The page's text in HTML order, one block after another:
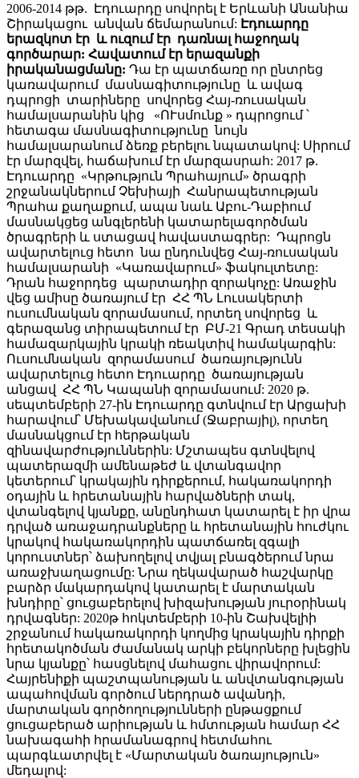
2006-2014 թթ. Էդուարդը սովորել է Երևանի Անանիա
Շիրակացու անվան ճեմարանում: Էդուարդը
երազկոտ էր և ուզում էր դառնալ հաջողակ
գործարար: Հավատում էր երազանքի
իրականացմանը: Դա էր պատճառը որ ընտրեց
կառավարում մասնագիտությունը և ավագ
դպրոցի տարիները սովորեց Հայ-ռուսական
համալսարանին կից «ՈՒսմունք » դպրոցում ՝
հետագա մասնագիտությունը նույն
համալսարանում ձեռք բերելու նպատակով: Սիրում
էր մարզվել, հաճախում էր մարզասրահ: 2017 թ.
Էդուարդը «Կրթություն Պրահայում» ծրագրի
շրջանակներում Չեխիայի Հանրապետության
Պրահա քաղաքում, ապա նաև Աբու-Դաբիում
մասնակցեց անգլերենի կատարելագործման
ծրագրերի և ստացավ հավաստագրեր: Դպրոցն
ավարտելուց հետո նա ընդունվեց Հայ-ռուսական
համալսարանի «Կառավարում» ֆակուլտետը:
Դրան հաջորդեց պարտադիր զորակոչը: Առաջին
վեց ամիսը ծառայում էր ՀՀ ՊՆ Լուսակերտի
ուսումնական զորամասում, որտեղ սովորեց և
գերազանց տիրապետում էր ԲՄ-21 Գրադ տեսակի
համազարկային կրակի ռեակտիվ համակարգին:
Ուսումնական զորամասում ծառայությունն
ավարտելուց հետո Էդուարդը ծառայության
անցավ ՀՀ ՊՆ Կապանի զորամասում: 2020 թ.
սեպտեմբերի 27-ին Էդուարդը գտնվում էր Արցախի
հարավում՝ Մեխակավանում (Ջաբրայիլ), որտեղ
մասնակցում էր հերթական
զինավարժություններին: Մշտապես գտնվելով
պատերազմի ամենաթեժ և վտանգավոր
կետերում՝ կրակային դիրքերում, հակառակորդի
օդային և հրետանային հարվածների տակ,
վտանգելով կյանքը, անընդհատ կատարել է իր վրա
դրված առաջադրանքները և հրետանային հուժկու
կրակով հակառակորդին պատճառել զգալի
կորուստներ՝ ձախողելով տվյալ բնագծերում նրա
առաջխաղացումը: Նրա ղեկավարած հաշվարկը
բարձր մակարդակով կատարել է մարտական
խնդիրը՝ ցուցաբերելով խիզախության յուրօրինակ
դրվագներ: 2020թ հոկտեմբերի 10-ին Շախվելիի
շրջանում հակառակորդի կողմից կրակային դիրքի
հրետակոծման ժամանակ արկի բեկորները խլեցին
նրա կյանքը՝ հասցնելով մահացու վիրավորում:
Հայրենիքի պաշտպանության և անվտանգության
ապահովման գործում ներդրած ավանդի,
մարտական գործողությունների ընթացքում
ցուցաբերած արիության և հմտության համար ՀՀ
նախագահի հրամանագրով հետմահու
պարգևատրվել է «Մարտական ծառայություն»
մեդալով: